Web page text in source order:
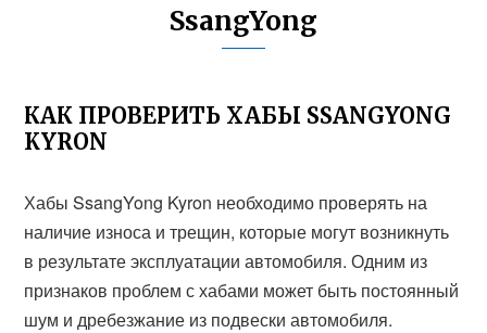
SsangYong
КАК ПРОВЕРИТЬ ХАБЫ SSANGYONG
KYRON
Хабы SsangYong Kyron необходимо проверять на
наличие износа и трещин, которые могут возникнуть
в результате эксплуатации автомобиля. Одним из
признаков проблем с хабами может быть постоянный
шум и дребезжание из подвески автомобиля.